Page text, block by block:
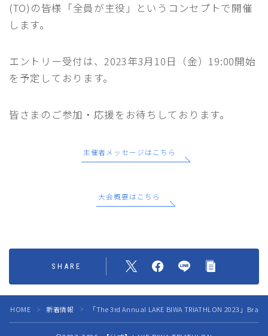
(TO)の皆様「全員が主役」というコンセプトで開催
します。
エントリー受付は、2023年3月10日（金）19:00開始
を予定しております。
皆さまのご参加・応援をお待ちしております。
主催者メッセージはこちら
大会概要はこちら
SHARE
HOME ＞ 新着情報 ＞ 「The 3rd Annual LAKE BIWA TRIATHLON 2023」